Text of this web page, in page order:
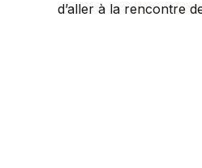
d’aller à la rencontre